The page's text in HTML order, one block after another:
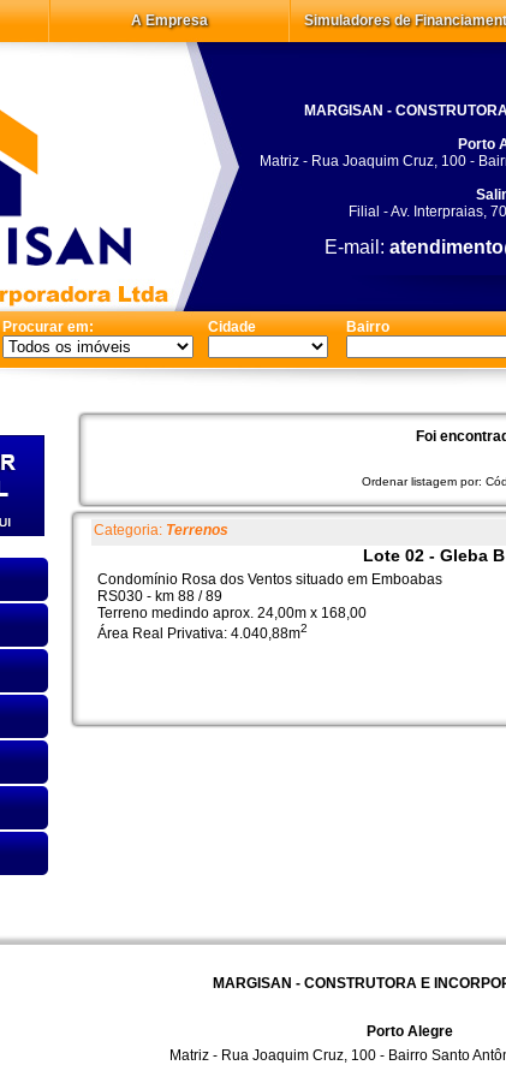
A Empresa Simuladores de
MARGISAN -
Porto
Matriz - Rua Joaquim Cruz, 100 -
Filial - Av. Interpraias,
E-mail:
Procurar em: Cidade Bairro
Foi
Ordenar listagem por:
Categoria: Terrenos
Lote 02 - Gleba B
Condomínio Rosa dos Ventos situado em Emboabas
RS030 - km 88 / 89
Terreno medindo aprox. 24,00m x 168,00
Área Real Privativa: 4.040,88m2
MARGISAN - CONSTRUTORA E
Porto Alegre
Matriz - Rua Joaquim Cruz, 100 - Bairro Santo